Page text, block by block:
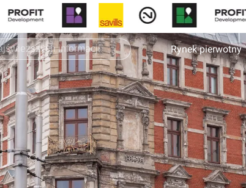
Rynek pierwotny